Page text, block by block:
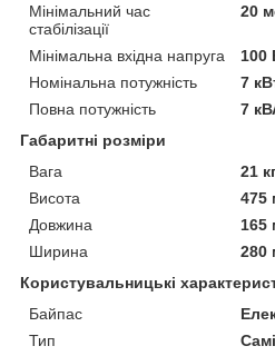
Мінімальний час
стабілізації
20
Мінімальна вхідна напруга
100
Номінальна потужність
7
Повна потужність
7
Габаритні розміри
Вага
21
Висота
475
Довжина
165
Ширина
280
Користувальницькі
Байпас
Тип